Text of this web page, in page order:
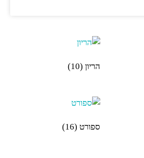
הריון(10)
ספורט(16)